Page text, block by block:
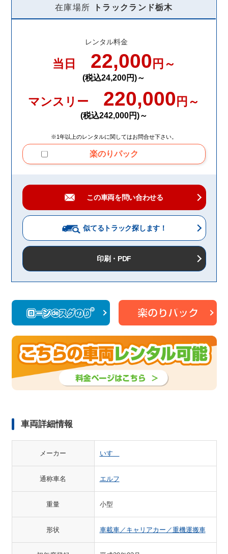
在庫場所 トラックランド栃木
レンタル料金
当日 22,000 円～
(税込24,200円)～
マンスリー 220,000 円～
(税込242,000円)～
※1年以上のレンタルに関してはお問合せ下さい。
楽のりパック
この車両を問い合わせる
似てるトラック探します！
印刷・PDF
車両詳細情報
メーカー いすゞ
通称車名 エルフ
重量 小型
形状 車載車／キャリアカー／重機運搬車